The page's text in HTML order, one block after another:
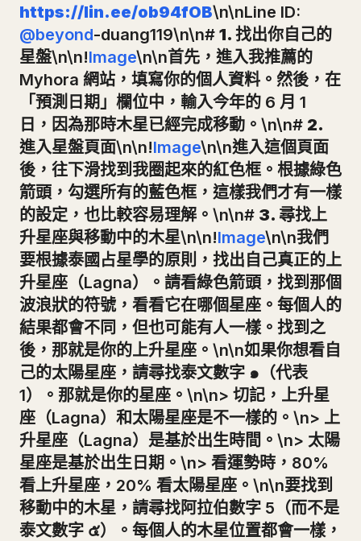
https://lin.ee/ob94fOB\n\nLine ID:
@beyond-duang119\n\n# 1. 找出你自己的
星盤\n\n!Image\n\n首先，進入我推薦的
Myhora 網站，填寫你的個人資料。然後，在
「預測日期」欄位中，輸入今年的 6 月 1
日，因為那時木星已經完成移動。\n\n# 2.
進入星盤頁面\n\n!Image\n\n進入這個頁面
後，往下滑找到我圈起來的紅色框。根據綠色
箭頭，勾選所有的藍色框，這樣我們才有一樣
的設定，也比較容易理解。\n\n# 3. 尋找上
升星座與移動中的木星\n\n!Image\n\n我們
要根據泰國占星學的原則，找出自己真正的上
升星座（Lagna）。請看綠色箭頭，找到那個
波浪狀的符號，看看它在哪個星座。每個人的
結果都會不同，但也可能有人一樣。找到之
後，那就是你的上升星座。\n\n如果你想看自
己的太陽星座，請尋找泰文數字 ๑（代表
1）。那就是你的星座。\n\n> 切記，上升星
座（Lagna）和太陽星座是不一樣的。\n> 上
升星座（Lagna）是基於出生時間。\n> 太陽
星座是基於出生日期。\n> 看運勢時，80%
看上升星座，20% 看太陽星座。\n\n要找到
移動中的木星，請尋找阿拉伯數字 5（而不是
泰文數字 ๕）。每個人的木星位置都會一樣，